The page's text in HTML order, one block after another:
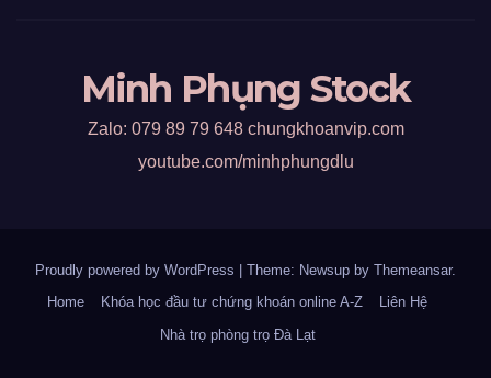
Minh Phụng Stock
Zalo: 079 89 79 648 chungkhoanvip.com
youtube.com/minhphungdlu
Proudly powered by WordPress Theme: Newsup by Themeansar.
Home
Khóa học đầu tư chứng khoán online A-Z
Liên Hệ
Nhà trọ phòng trọ Đà Lạt